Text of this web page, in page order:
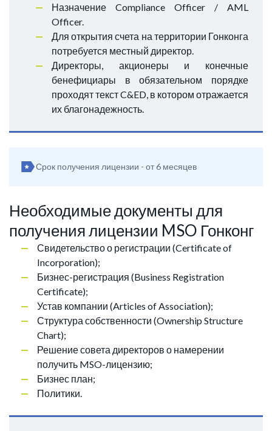
Назначение Compliance Officer / AML
Officer.
Для открытия счета на территории Гонконга
потребуется местный директор.
Директоры, акционеры и конечные
бенефициары в обязательном порядке
проходят текст C&ED, в котором отражается
их благонадежность.
Срок получения лицензии - от 6 месяцев
Необходимые документы для
получения лицензии MSO Гонконг
Свидетельство о регистрации (Certificate of
Incorporation);
Бизнес-регистрация (Business Registration
Certificate);
Устав компании (Articles of Association);
Структура собственности (Ownership Structure
Chart);
Решение совета директоров о намерении
получить MSO-лицензию;
Бизнес план;
Политики.